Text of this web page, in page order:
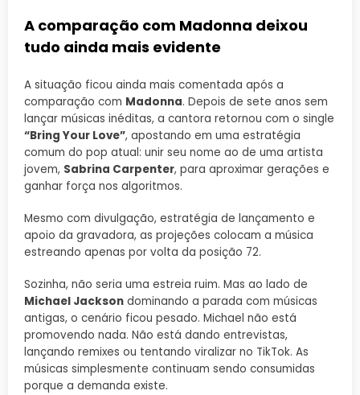
A comparação com Madonna deixou
tudo ainda mais evidente
A situação ficou ainda mais comentada após a
comparação com Madonna. Depois de sete anos sem
lançar músicas inéditas, a cantora retornou com o single
“Bring Your Love”, apostando em uma estratégia
comum do pop atual: unir seu nome ao de uma artista
jovem, Sabrina Carpenter, para aproximar gerações e
ganhar força nos algoritmos.
Mesmo com divulgação, estratégia de lançamento e
apoio da gravadora, as projeções colocam a música
estreando apenas por volta da posição 72.
Sozinha, não seria uma estreia ruim. Mas ao lado de
Michael Jackson dominando a parada com músicas
antigas, o cenário ficou pesado. Michael não está
promovendo nada. Não está dando entrevistas,
lançando remixes ou tentando viralizar no TikTok. As
músicas simplesmente continuam sendo consumidas
porque a demanda existe.